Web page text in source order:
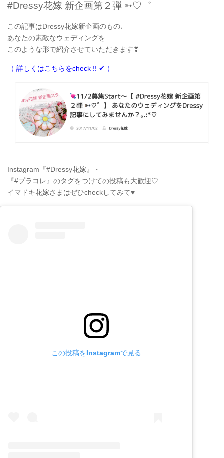
#Dressy花嫁 新企画第２弾 ➳♡゛
この記事はDressy花嫁新企画のもの♩
あなたの素敵なウェディングを
このような形で紹介させていただきます❣
（ 詳しくはこちらをcheck !! ✔ ）
Instagram『#Dressy花嫁』・
『#プラコレ』のタグをつけての投稿も大歓迎♡
イマドキ花嫁さまはぜひcheckしてみて♥
この投稿をInstagramで見る